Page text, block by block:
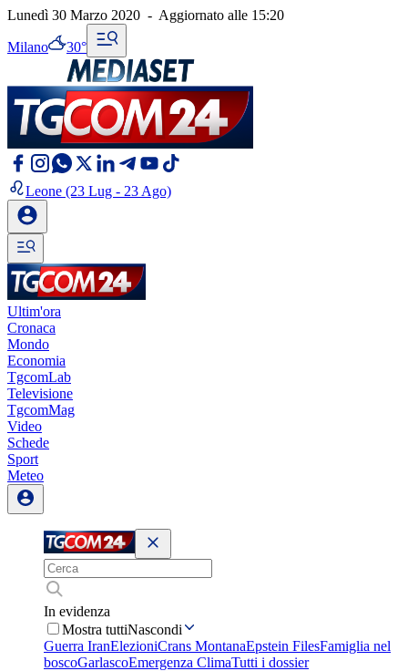
Lunedì 30 Marzo 2020 - Aggiornato alle 15:20
Milano 30°
Leone (23 Lug - 23 Ago)
Ultim'ora
Cronaca
Mondo
Economia
TgcomLab
Televisione
TgcomMag
Video
Schede
Sport
Meteo
In evidenza
Mostra tuttiNascondi
Guerra IranElezioniCrans MontanaEpstein FilesFamiglia nel
boscoGarlascoEmergenza ClimaTutti i dossier